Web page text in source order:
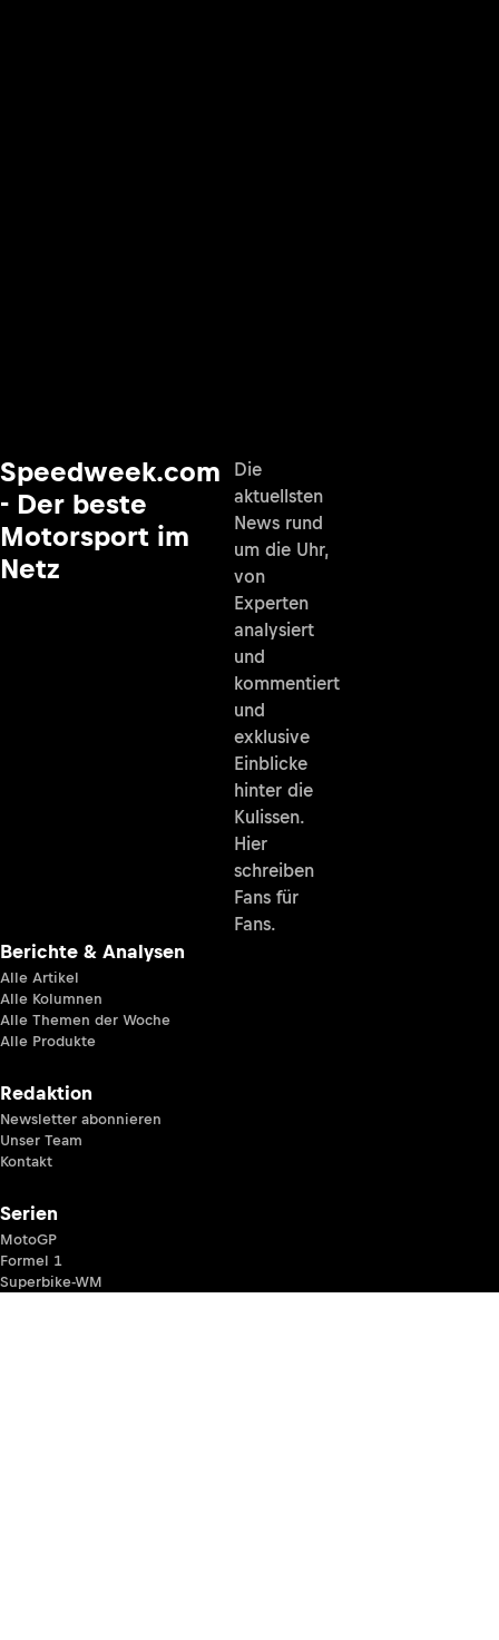
Speedweek.com
- Der beste
Motorsport im
Netz
Die
aktuellsten
News rund
um die Uhr,
von
Experten
analysiert
und
kommentiert
und
exklusive
Einblicke
hinter die
Kulissen.
Hier
schreiben
Fans für
Fans.
Berichte & Analysen
Alle Artikel
Alle Kolumnen
Alle Themen der Woche
Alle Produkte
Redaktion
Newsletter abonnieren
Unser Team
Kontakt
Serien
MotoGP
Formel 1
Superbike-WM